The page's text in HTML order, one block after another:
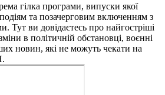
гілка програми, випуски якої
та позачерговим включенням з
Тут ви довідаєтесь про найгостріші
в політичній обстановці, воєнні
новин, які не можуть чекати на